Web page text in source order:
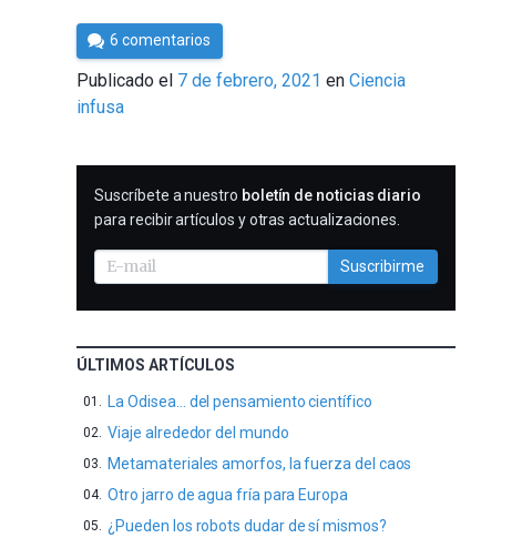
Por
César
Tomé
6 comentarios
Publicado el 7 de febrero, 2021 enCiencia
infusa
SUSCRIBIRME
Suscríbete a nuestro boletín de noticias diario
para recibir artículos y otras actualizaciones.
Suscribirme
ÚLTIMOS ARTÍCULOS
La Odisea… del pensamiento científico
Viaje alrededor del mundo
Metamateriales amorfos, la fuerza del caos
Otro jarro de agua fría para Europa
¿Pueden los robots dudar de sí mismos?